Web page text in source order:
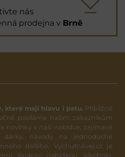
nás
prodejna v Brně
které mají hlavu i patu.Přibližně
posíláme našim zákazníkům
novinky v naší nabídce, zajímavé
dárky, návody na jednoduché
dalšího. Vychutnávej.cz je
širokou nabídkou alkoholu,